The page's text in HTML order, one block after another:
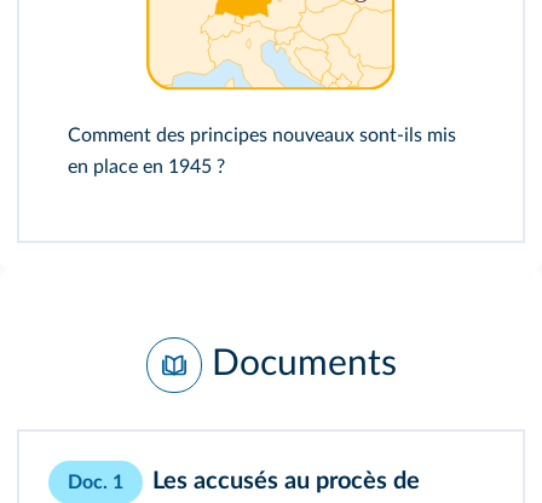
Comment des principes nouveaux sont-ils mis
en place en 1945 ?
Documents
Doc. 1
Les accusés au procès de